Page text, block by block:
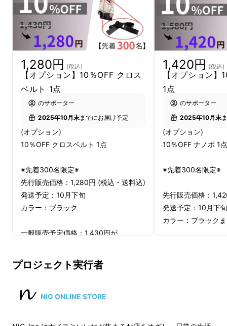
1,280円 (税込)
【オプション】10％OFF クロス
ベルト 1点
のサポーター
2025年10月末までにお届け予定
(オプション)
10％OFF クロスベルト 1点
※先着300名限定※
先行販売価格：1,280円 (税込・送料込)
発送予定：10月下旬
カラー：ブラック
一般販売予定価格：1,430円が
【10%OFF】150円割引の
1,280円で応援購入可能です。
※30日間全額返金保証
1,420円 (税込)
【オプション
1点
のサポーター
2025年10月末
(オプション)
10％OFF ナノポ 1点
※先着300名限定※
先行販売価格：
発送予定：10月下旬
カラー：ブラック
※2年間無償製品保
プロジェクト実行者
NIG ONLINE STORE